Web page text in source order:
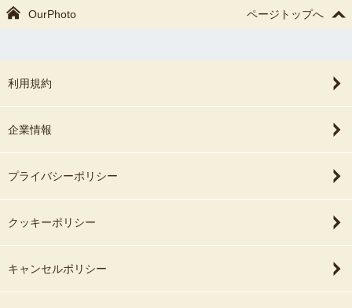
OurPhoto ページトップへ
利用規約
企業情報
プライバシーポリシー
クッキーポリシー
キャンセルポリシー